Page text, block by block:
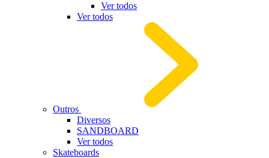
Ver todos
Ver todos
Outros
Diversos
SANDBOARD
Ver todos
Skateboards